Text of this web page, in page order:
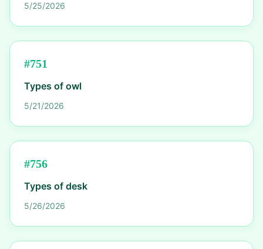
5/25/2026
#751
Types of owl
5/21/2026
#756
Types of desk
5/26/2026